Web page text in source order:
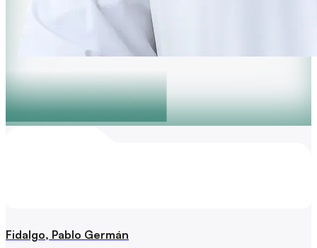
Fidalgo, Pablo Germán